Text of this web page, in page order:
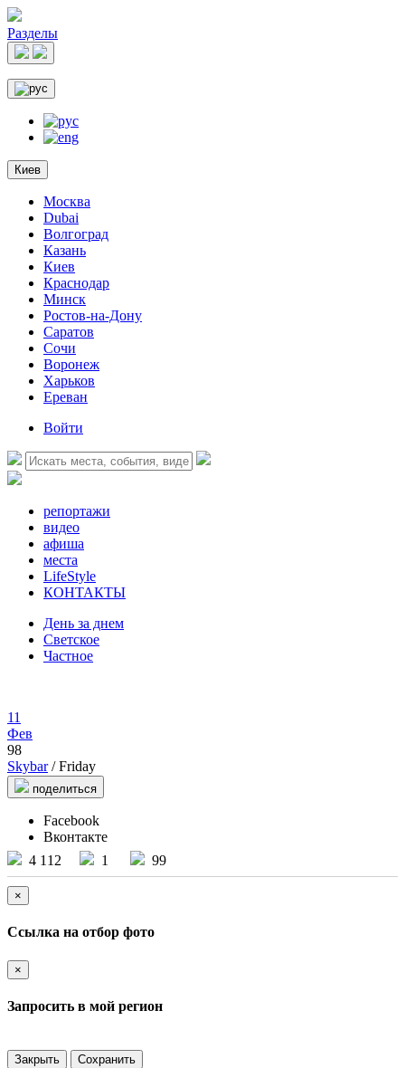
Разделы
Киев
Москва
Dubai
Волгоград
Казань
Киев
Краснодар
Минск
Ростов-на-Дону
Саратов
Сочи
Воронеж
Харьков
Ереван
Войти
репортажи
видео
афиша
места
LifeStyle
КОНТАКТЫ
День за днем
Светское
Частное
11
Фев
98
Skybar/ Friday
поделиться
Facebook
Вконтакте
4 112
1 99
×
Ссылка на отбор фото
×
Запросить в мой регион
Закрыть Сохранить